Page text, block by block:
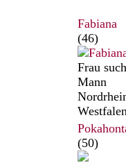
Fabiana
(46)
Frau
Mann
(50)